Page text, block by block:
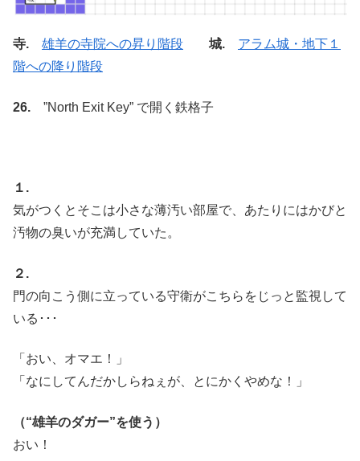
寺. 雄羊の寺院への昇り階段 城.
アラム城・地下１
階への降り階段
26. ”North Exit Key” で開く鉄格子
１.
気がつくとそこは小さな薄汚い部屋で、あたりにはかびと
汚物の臭いが充満していた。
２.
門の向こう側に立っている守衛がこちらをじっと監視して
いる･･･
「おい、オマエ！」
「なにしてんだかしらねぇが、とにかくやめな！」
（“雄羊のダガー”を使う）
おい！